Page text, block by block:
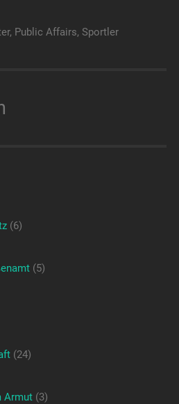
Public Affairs, Sportler
(6)
(5)
(24)
Armut(3)